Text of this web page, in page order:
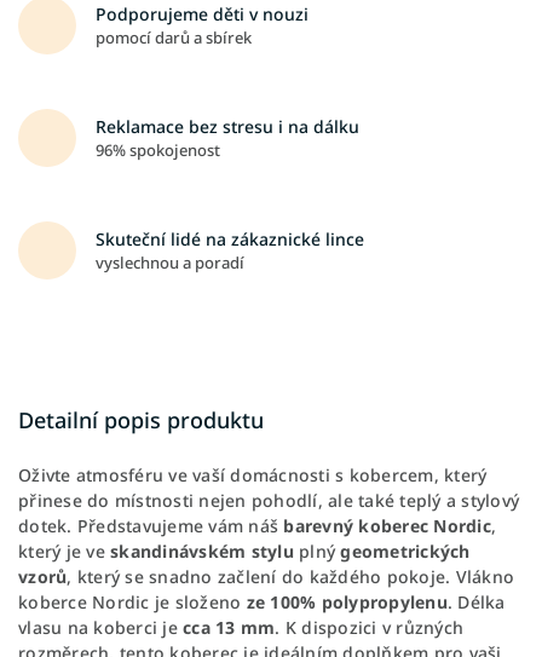
Podporujeme děti v nouzi
pomocí darů a sbírek
Reklamace bez stresu i na dálku
96% spokojenost
Skuteční lidé na zákaznické lince
vyslechnou a poradí
Detailní popis produktu
Oživte atmosféru ve vaší domácnosti s kobercem, který
přinese do místnosti nejen pohodlí, ale také teplý a stylový
dotek. Představujeme vám náš barevný koberec Nordic,
který je ve skandinávském stylu plnýgeometrických
vzorů, který se snadno začlení do každého pokoje. Vlákno
koberce Nordic je složeno ze 100% polypropylenu. Délka
vlasu na koberci je cca 13 mm. K dispozici v různých